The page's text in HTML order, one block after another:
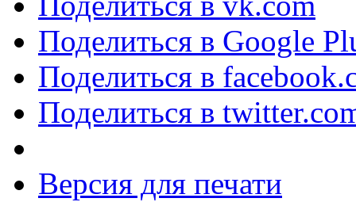
Поделиться в Google
Поделиться в
Поделиться в
Версия для печати